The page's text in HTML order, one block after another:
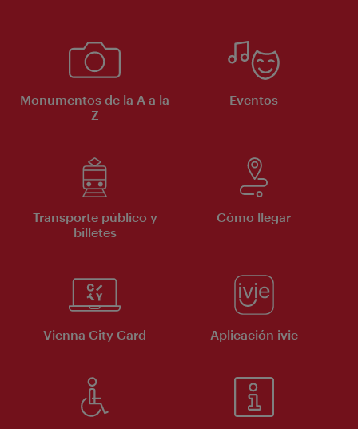
Monumentos de la A a la
Z
Eventos
Transporte público y
billetes
Cómo llegar
Vienna City Card Aplicación ivie